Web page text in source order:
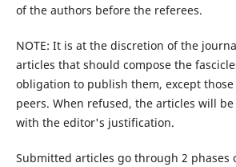
of the authors before the referees.
NOTE: It is at the discretion of the
articles that should compose the
obligation to publish them, except
peers. When refused, the articles will
with the editor's justification.
Submitted articles go through 2 phases